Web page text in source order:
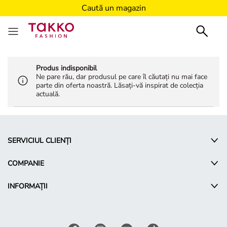
Caută un magazin
Produs indisponibil
Ne pare rău, dar produsul pe care îl căutați nu mai face
parte din oferta noastră. Lăsați-vă inspirat de colecția
actuală.
SERVICIUL CLIENȚI
COMPANIE
INFORMAȚII